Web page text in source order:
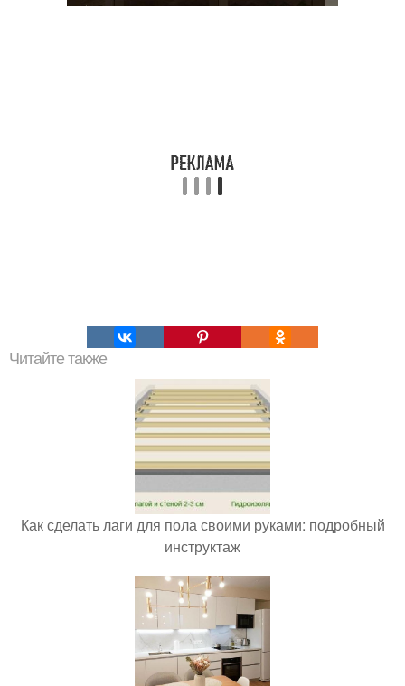
Читайте также
Как сделать лаги для пола своими руками: подробный
инструктаж